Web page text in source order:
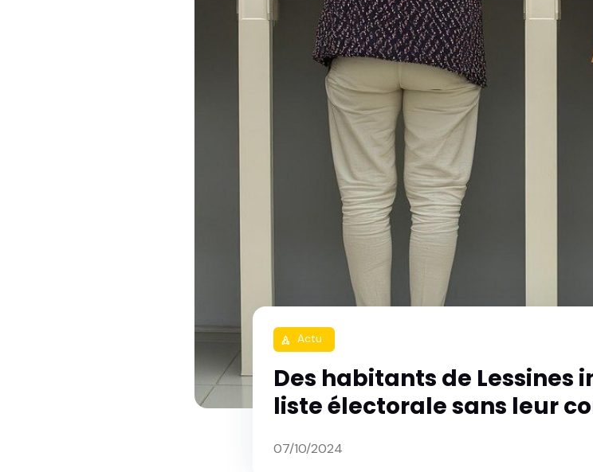
rocket Actu
Des habitants de Lessines
liste électorale sans leur
07/10/2024